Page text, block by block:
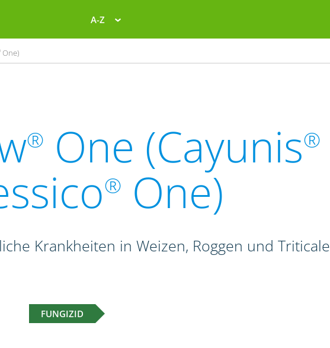
A-Z
One)
® One (Cayunis®
® One)
Krankheiten in Weizen, Roggen und Triticale
FUNGIZID